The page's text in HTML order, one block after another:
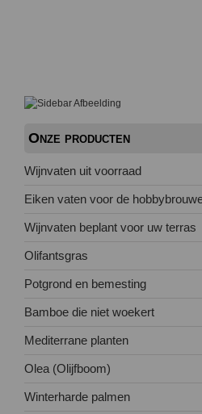
Onze producten
Wijnvaten uit voorraad
Eiken vaten voor de
Wijnvaten beplant voor uw terras
Olifantsgras
Potgrond en bemesting
Bamboe die niet woekert
Mediterrane planten
Olea (Olijfboom)
Winterharde palmen